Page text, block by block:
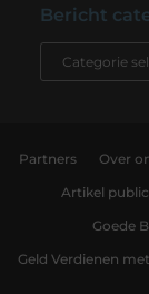
Bericht
Partners Over
Artikel
Goede
Geld Verdienen